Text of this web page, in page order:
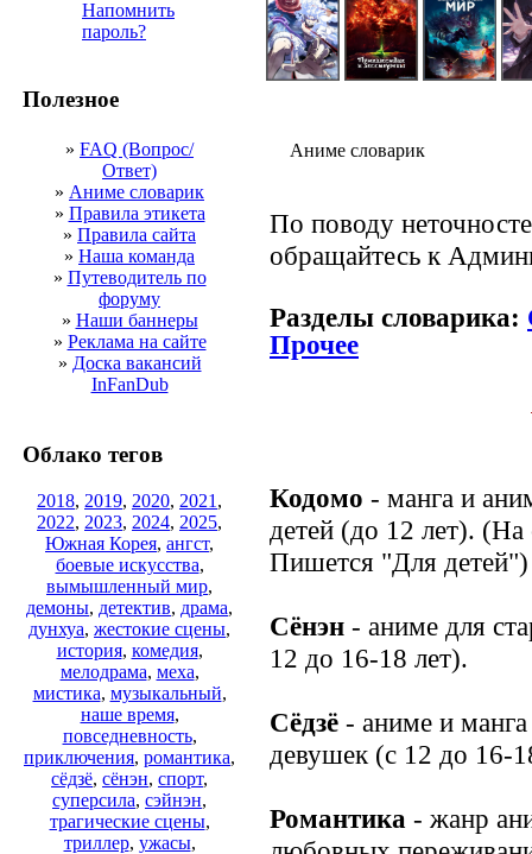
Напомнить
пароль?
Полезное
» FAQ (Вопрос/
Ответ)
» Аниме словарик
» Правила этикета
» Правила сайта
» Наша команда
» Путеводитель по
форуму
» Наши баннеры
» Реклама на сайте
» Доска вакансий
InFanDub
Облако тегов
2018, 2019, 2020, 2021 ,
2022, 2023, 2024, 2025,
Южная Корея, ангст,
боевые искусства,
вымышленный мир,
демоны, детектив, драма,
дунхуа, жестокие сцены,
история, комедия,
мелодрама, меха,
мистика, музыкальный,
наше время,
повседневность,
приключения, романтика,
сёдзё, сёнэн, спорт,
суперсила, сэйнэн,
трагические сцены,
триллер, ужасы,
Аниме словарик
По поводу
обращайтесь к
Разделы словарика:
Прочее
Кодомо - манга и
детей (до 12 лет). (На
Пишется "Для детей")
Сёнэн - аниме для
12 до 16-18 лет).
Сёдзё - аниме и
девушек (с 12 до 16-
Романтика - жанр